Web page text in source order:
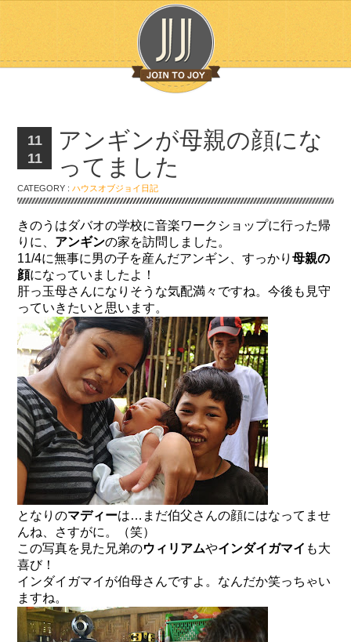
11
11
アンギンが母親の顔にな
ってました
CATEGORY :ハウスオブジョイ日記
きのうはダバオの学校に音楽ワークショップに行った帰
りに、 アンギンの家を訪問しました。
11/4に無事に男の子を産んだアンギン、すっかり母親の
顔になっていましたよ！
肝っ玉母さんになりそうな気配満々ですね。今後も見守
っていきたいと思います。
となりのマディーは…まだ伯父さんの顔にはなってませ
んね、さすがに。（笑）
この写真を見た兄弟のウィリアムやインダイガマイ も大
喜び！
インダイガマイが伯母さんですよ。なんだか笑っちゃい
ますね。